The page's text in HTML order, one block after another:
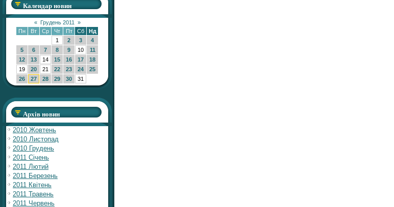
Календар новин
« Грудень 2011
»
Пн
Вт Ср Чт Пт Сб
Нд
1
2 3
4
5
6 7 8 9 10
11
12
13 14 15 16 17
18
19
20 21 22 23 24
25
26
27 28 29 30 31
Архів новин
2010 Жовтень
2010 Листопад
2010 Грудень
2011 Січень
2011 Лютий
2011 Березень
2011 Квітень
2011 Травень
2011 Червень